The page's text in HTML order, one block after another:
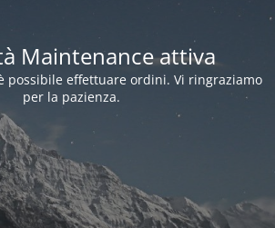
Maintenance attiva
possibile effettuare ordini. Vi ringraziamo
per la pazienza.